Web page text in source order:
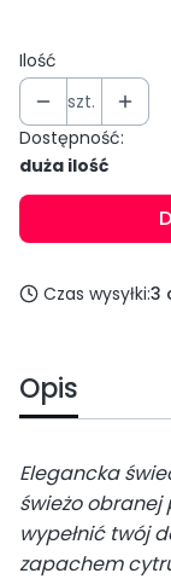
Ilość
szt.
Dostępność:
duża ilość
Czas wysyłki:3
Opis
Elegancka
świeżo obranej
wypełnić twój
zapachem